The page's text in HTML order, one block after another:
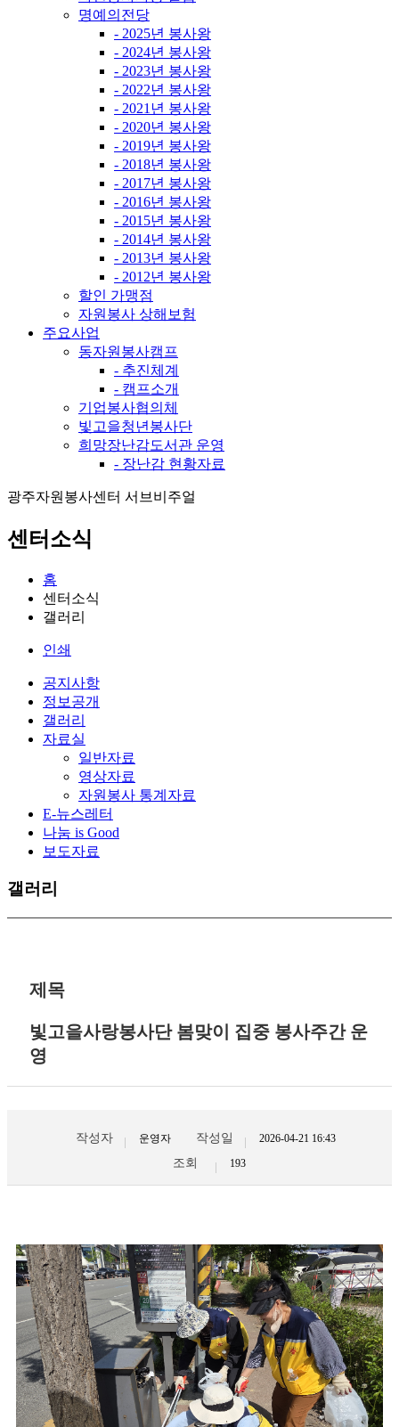
명예의전당
- 2025년 봉사왕
- 2024년 봉사왕
- 2023년 봉사왕
- 2022년 봉사왕
- 2021년 봉사왕
- 2020년 봉사왕
- 2019년 봉사왕
- 2018년 봉사왕
- 2017년 봉사왕
- 2016년 봉사왕
- 2015년 봉사왕
- 2014년 봉사왕
- 2013년 봉사왕
- 2012년 봉사왕
할인 가맹점
자원봉사 상해보험
주요사업
동자원봉사캠프
- 추진체계
- 캠프소개
기업봉사협의체
빛고을청년봉사단
희망장난감도서관 운영
- 장난감 현황자료
광주자원봉사센터 서브비주얼
센터소식
홈
센터소식
갤러리
인쇄
공지사항
정보공개
갤러리
자료실
일반자료
영상자료
자원봉사 통계자료
E-뉴스레터
나눔 is Good
보도자료
갤러리
제목
빛고을사랑봉사단 봄맞이 집중 봉사주간 운
영
작성자 운영자 작성일 2026-04-21 16:43
조회 193